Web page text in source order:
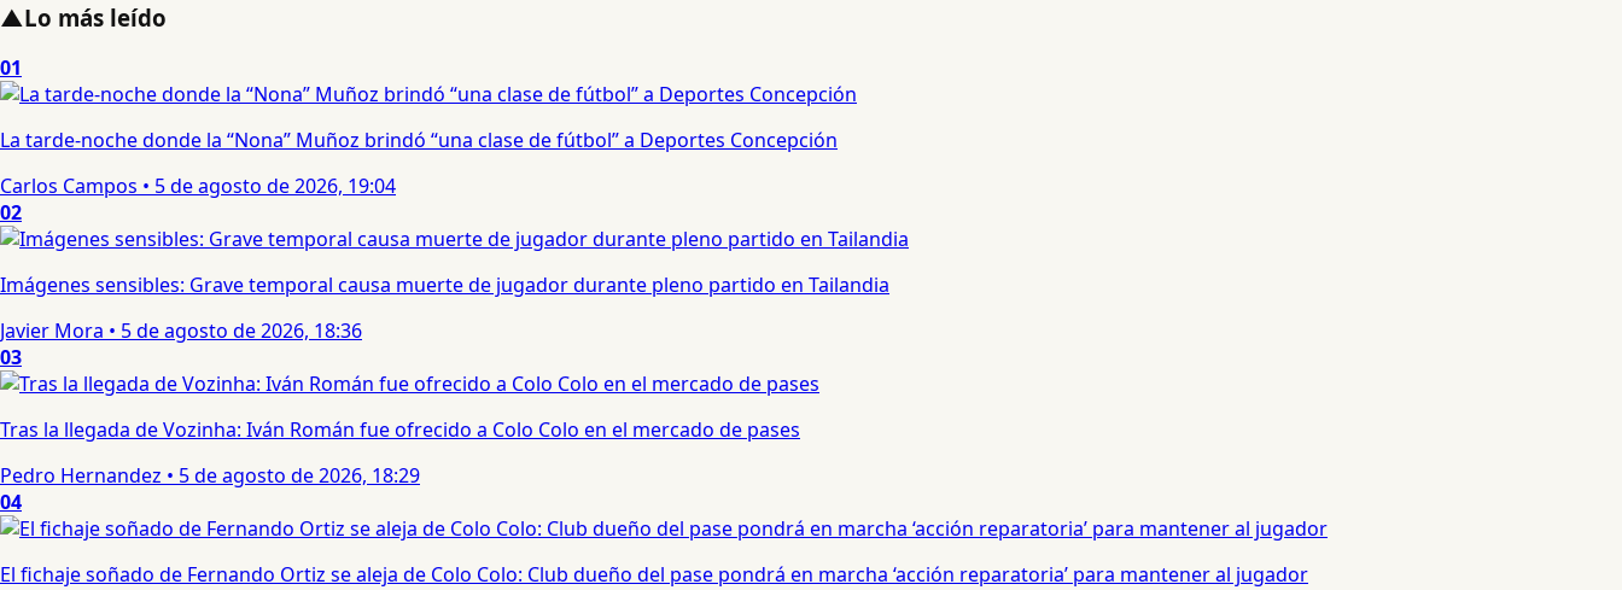
▲Lo más leído
01
La tarde-noche donde la “Nona” Muñoz brindó “una clase de fútbol” a Deportes Concepción
Carlos Campos • 5 de agosto de 2026, 19:04
02
Imágenes sensibles: Grave temporal causa muerte de jugador durante pleno partido en Tailandia
Javier Mora • 5 de agosto de 2026, 18:36
03
Tras la llegada de Vozinha: Iván Román fue ofrecido a Colo Colo en el mercado de pases
Pedro Hernandez • 5 de agosto de 2026, 18:29
04
El fichaje soñado de Fernando Ortiz se aleja de Colo Colo: Club dueño del pase pondrá en marcha ‘acción reparatoria’ para mantener al jugador